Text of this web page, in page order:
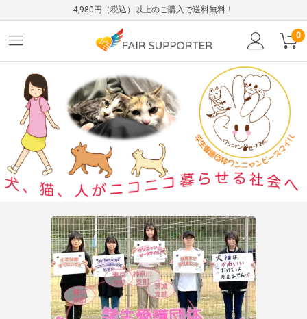
4,980円（税込）以上のご購入で送料無料！
0